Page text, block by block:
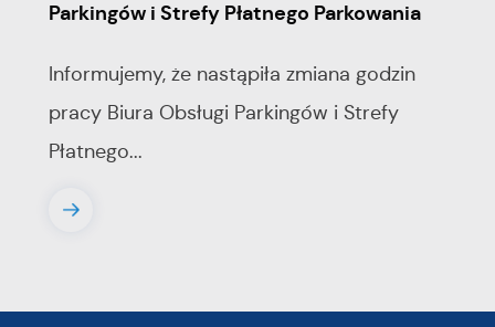
Parkingów i Strefy Płatnego Parkowania
Informujemy, że nastąpiła zmiana godzin
pracy Biura Obsługi Parkingów i Strefy
Płatnego...